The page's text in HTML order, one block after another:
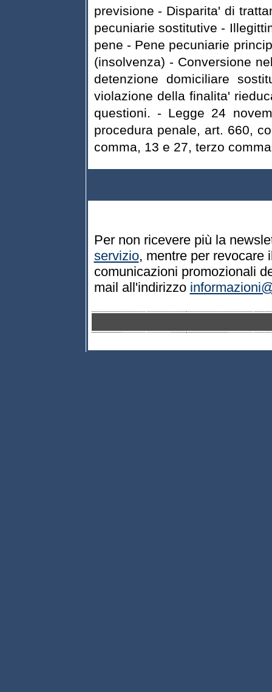
previsione - Disparita' di
pecuniarie sostitutive -
pene - Pene pecuniarie
(insolvenza) - Conversione
detenzione domiciliare
violazione della finalita'
questioni. - Legge 24
procedura penale, art. 660,
comma, 13 e 27, terzo
Per non ricevere più la
servizio, mentre per revocare
comunicazioni promozionali
mail all'indirizzo